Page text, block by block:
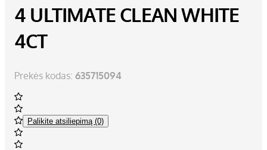
4 ULTIMATE CLEAN WHITE
4CT
Prekės kodas: 635715094
Palikite atsiliepimą (0)